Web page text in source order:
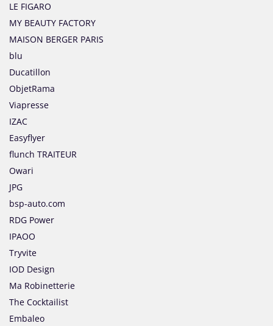
LE FIGARO
MY BEAUTY FACTORY
MAISON BERGER PARIS
blu
Ducatillon
ObjetRama
Viapresse
IZAC
Easyflyer
flunch TRAITEUR
Owari
JPG
bsp-auto.com
RDG Power
IPAOO
Tryvite
IOD Design
Ma Robinetterie
The Cocktailist
Embaleo